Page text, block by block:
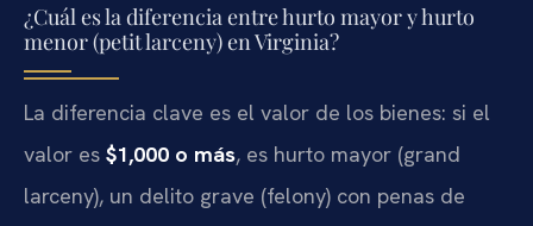
¿Cuál es la diferencia entre hurto mayor y hurto
menor (petit larceny) en Virginia?
La diferencia clave es el valor de los bienes: si el
valor es $1,000 o más, es hurto mayor (grand
larceny), un delito grave (felony) con penas de